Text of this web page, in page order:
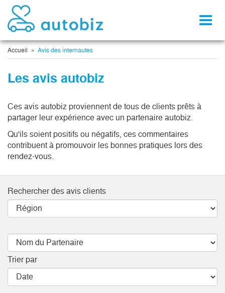
Accueil Avis des internautes
Les avis autobiz
Ces avis autobiz proviennent de tous de clients prêts à
partager leur expérience avec un partenaire autobiz.
Qu'ils soient positifs ou négatifs, ces commentaires
contribuent à promouvoir les bonnes pratiques lors des
rendez-vous.
Rechercher des avis clients
Trier par